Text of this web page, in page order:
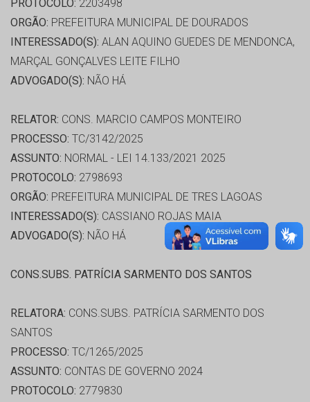
PROTOCOLO: 2203498
ORGÃO: PREFEITURA MUNICIPAL DE DOURADOS
INTERESSADO(S): ALAN AQUINO GUEDES DE MENDONCA,
MARÇAL GONÇALVES LEITE FILHO
ADVOGADO(S): NÃO HÁ
RELATOR: CONS. MARCIO CAMPOS MONTEIRO
PROCESSO: TC/3142/2025
ASSUNTO: NORMAL - LEI 14.133/2021 2025
PROTOCOLO: 2798693
ORGÃO: PREFEITURA MUNICIPAL DE TRES LAGOAS
INTERESSADO(S): CASSIANO ROJAS MAIA
ADVOGADO(S): NÃO HÁ
CONS.SUBS. PATRÍCIA SARMENTO DOS SANTOS
RELATORA: CONS.SUBS. PATRÍCIA SARMENTO DOS
SANTOS
PROCESSO: TC/1265/2025
ASSUNTO: CONTAS DE GOVERNO 2024
PROTOCOLO: 2779830